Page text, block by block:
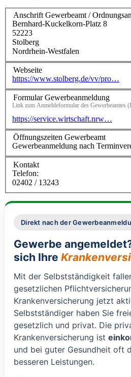
Anschrift Gewerbeamt /
Bernhard-Kuckelkorn-Platz 8
52223
Stolberg
Nordrhein-Westfalen
Webseite
https://www.stolberg.de/vv/pro…
Formular Gewerbeanmeldung
Link zum Anmeldeformular des Gewerbeamtes
https://service.wirtschaft.nrw…
Öffnungszeiten Gewerbeamt
Gewerbeanmeldung nach
Kontakt
Telefon:
02402 / 13243
Direkt nach der
Gewerbe
sich Ihre
Mit der Selbstständigkeit
gesetzlichen
Krankenversicherung jetzt
Selbstständiger haben Sie
gesetzlich und privat. Die
Krankenversicherung ist
und bei guter Gesundheit oft
besseren Leistungen.